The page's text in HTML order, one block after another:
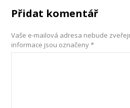
Přidat komentář
Vaše e-mailová adresa nebude
informace jsou označeny*